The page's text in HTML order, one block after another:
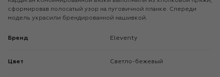
сформировав полосатый узор на пуговичной планке. Спереди
модель украсили брендированной нашивкой.
Бренд Eleventy
Цвет Светло-бежевый